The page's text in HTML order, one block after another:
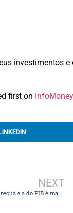
investimentos e
first on InfoMoney
NEXT
Boletim Focus: projeção para a inflação de 2023 recua e a do PIB é mantida